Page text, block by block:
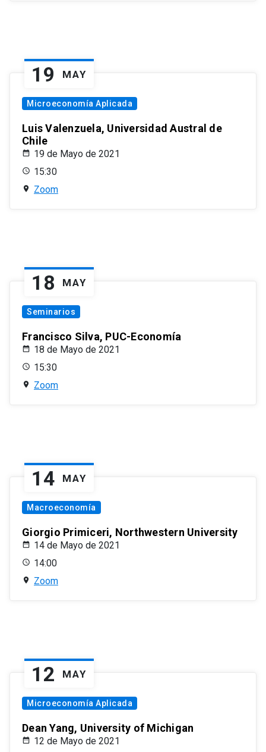
19 MAY
Microeconomía Aplicada
Luis Valenzuela, Universidad Austral de
Chile
19 de Mayo de 2021
15:30
Zoom
18 MAY
Seminarios
Francisco Silva, PUC-Economía
18 de Mayo de 2021
15:30
Zoom
14 MAY
Macroeconomía
Giorgio Primiceri, Northwestern University
14 de Mayo de 2021
14:00
Zoom
12 MAY
Microeconomía Aplicada
Dean Yang, University of Michigan
12 de Mayo de 2021